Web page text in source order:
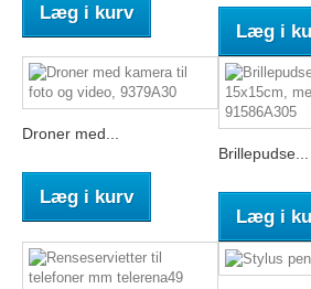
Læg i kurv
Læg i
Droner med...
Læg i kurv
Brillepudse...
Læg i